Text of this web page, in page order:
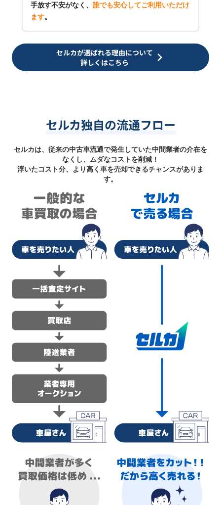
手放す不安がなく、 誰でも安心してご利用いただけ
ます。
セルカが選ばれる理由について
詳しくはこちら
セルカ独自の流通フロー
セルカは、従来の中古車流通で発生していた中間業者の介在を
なくし、ムダなコストを削減！
浮いたコスト分、より高く車を売却できるチャンスがありま
す。